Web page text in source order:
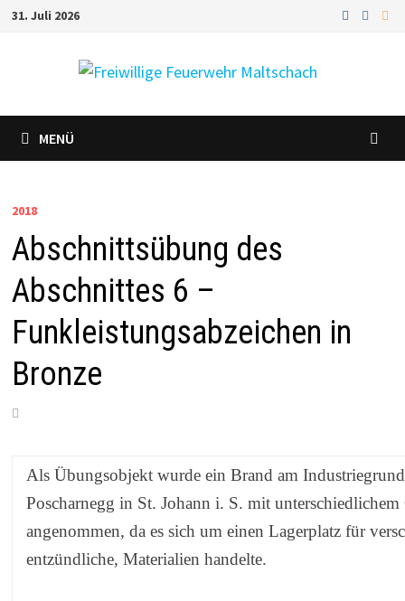
Zum31. Juli 2026
MENÜ
2018
Abschnittsübung des
Abschnittes 6 –
Funkleistungsabzeichen in
Bronze
Als Übungsobjekt wurde ein Brand am
Poscharnegg in St. Johann i. S. mit unterschiedlichem
angenommen, da es sich um einen Lagerplatz für
entzündliche, Materialien handelte.